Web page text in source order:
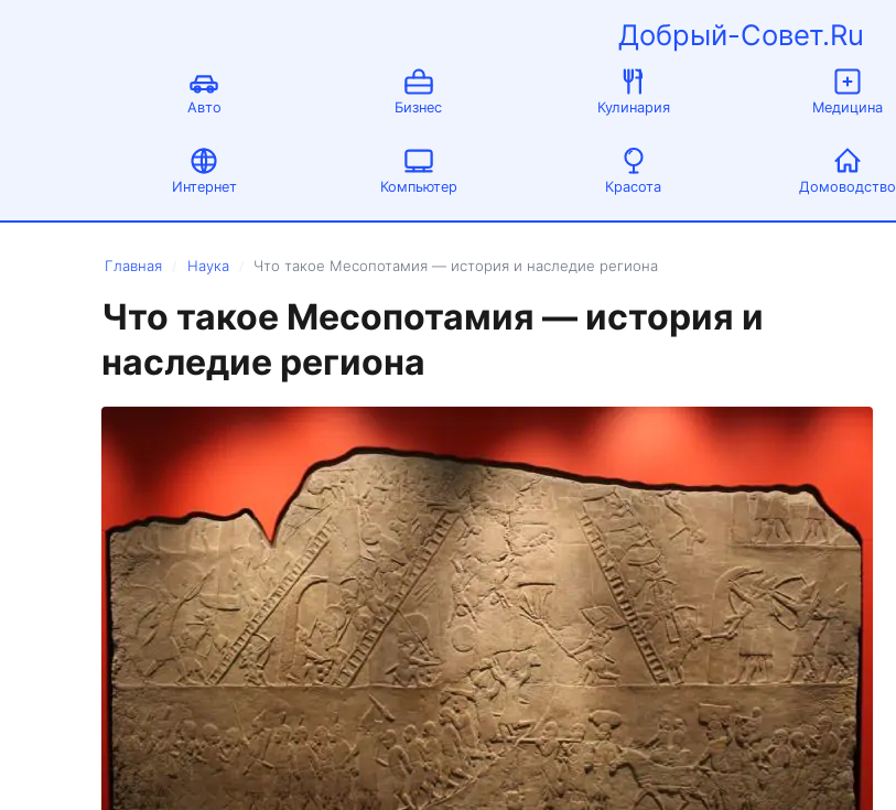
Добрый-Совет.Ru
Авто Бизнес Кулинария Медицина
Интернет Компьютер Красота Домоводство
Главная Наука Что такое Месопотамия — история и наследие региона
Что такое Месопотамия — история и
наследие региона